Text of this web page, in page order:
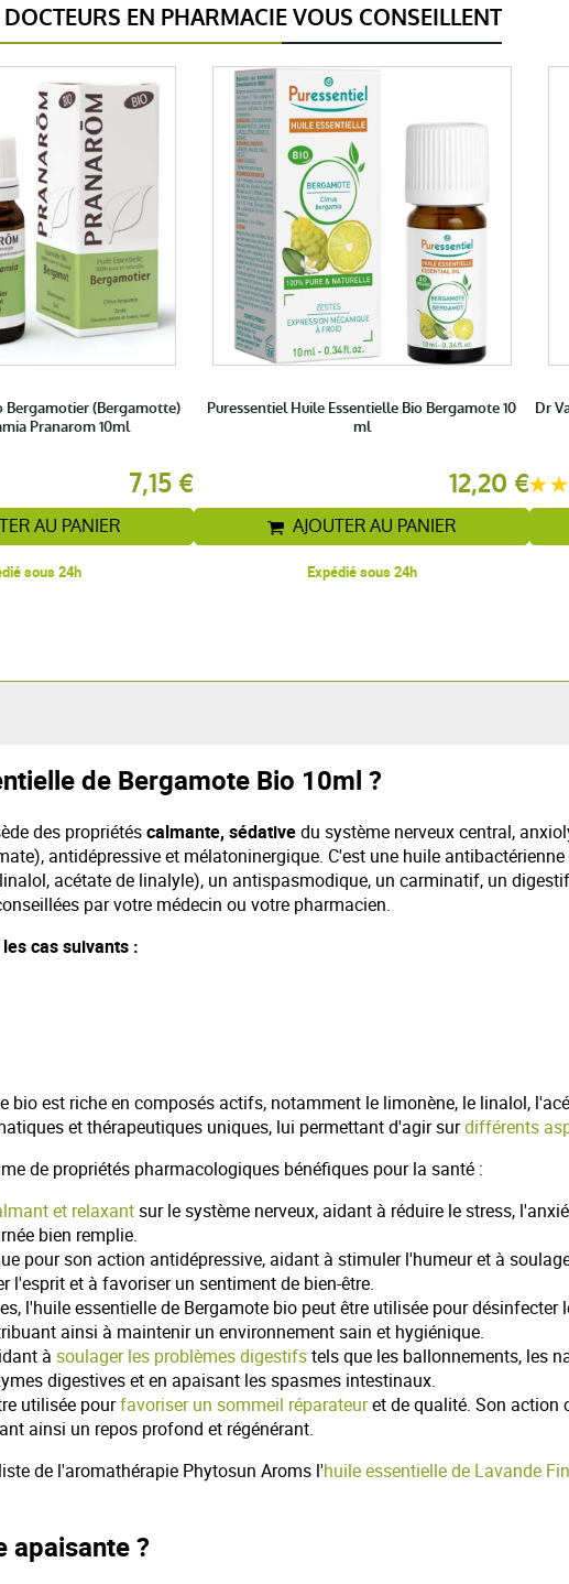
EN PHARMACIE VOUS CONSEILLENT
Bergamotier (Bergamotte)
Pranarom 10ml
7,15 €
AU PANIER
sous 24h
Puressentiel Huile Essentielle Bio Bergamote 10
ml
12,20 €
AJOUTER AU PANIER
Expédié sous 24h
Dr
de Bergamote Bio 10ml ?
des propriétéscalmante, sédativedu système nerveux central,
antidépressive et mélatoninergique. C'est une huile
acétate de linalyle), un antispasmodique, un carminatif, un
par votre médecin ou votre pharmacien.
cas suivants :
est riche en composés actifs, notamment le limonène, le linalol,
et thérapeutiques uniques, lui permettant d'agir surdifférents
de propriétés pharmacologiques bénéfiques pour la santé :
et relaxantsur le système nerveux, aidant à réduire le stress,
bien remplie.
pour son action antidépressive, aidant à stimuler l'humeur et à
l'esprit et à favoriser un sentiment de bien-être.
l'huile essentielle de Bergamote bio peut être utilisée pour désinfecter
ainsi à maintenir un environnement sain et hygiénique.
à soulager les problèmes digestifstels que les ballonnements, les
digestives et en apaisant les spasmes intestinaux.
utilisée pourfavoriser un sommeil réparateuret de qualité. Son action
ainsi un repos profond et régénérant.
de l'aromathérapie Phytosun Aroms l'huile essentielle de Lavande
apaisante ?